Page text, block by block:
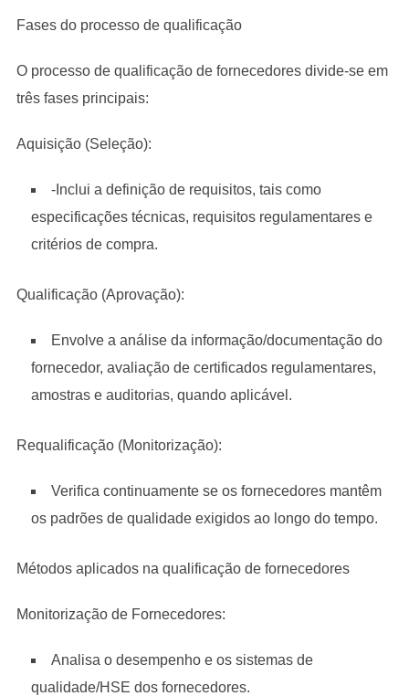
Fases do processo de qualificação
O processo de qualificação de fornecedores divide-se em
três fases principais:
Aquisição (Seleção):
-Inclui a definição de requisitos, tais como
especificações técnicas, requisitos regulamentares e
critérios de compra.
Qualificação (Aprovação):
Envolve a análise da informação/documentação do
fornecedor, avaliação de certificados regulamentares,
amostras e auditorias, quando aplicável.
Requalificação (Monitorização):
Verifica continuamente se os fornecedores mantêm
os padrões de qualidade exigidos ao longo do tempo.
Métodos aplicados na qualificação de fornecedores
Monitorização de Fornecedores:
Analisa o desempenho e os sistemas de
qualidade/HSE dos fornecedores.